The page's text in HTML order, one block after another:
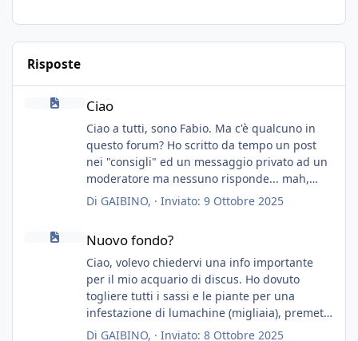
Risposte
Ciao
Ciao a tutti, sono Fabio. Ma c'è qualcuno in
questo forum? Ho scritto da tempo un post
nei "consigli" ed un messaggio privato ad un
moderatore ma nessuno risponde... mah,
chissà... speravo in un consiglio...
Di GAIBINO, · Inviato: 9 Ottobre 2025
Nuovo fondo?
Nuovo fondo?
Ciao, volevo chiedervi una info importante
per il mio acquario di discus. Ho dovuto
togliere tutti i sassi e le piante per una
infestazione di lumachine (migliaia), premetto
che ho 3 discus, 8 coridoras, e una ventina di
Di GAIBINO, · Inviato: 8 Ottobre 2025